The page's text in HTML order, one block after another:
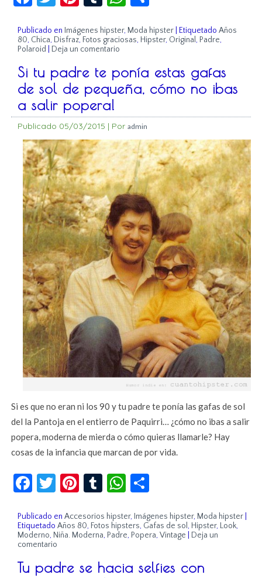
Publicado en Imágenes hipster, Moda hipster Etiquetado Años
80, Chica, Disfraz, Fotos graciosas, Hipster, Original , Padre,
Polaroid
Deja un comentario
Si tu padre te ponía estas gafas
de sol de pequeña, cómo no ibas
a salir popera!
Publicado 05/03/2015 | Por admin
Si es que no eran ni los 90 y tu padre te ponía las gafas de sol
del la Pantoja en el entierro de Paquirri… ¿cómo no ibas a salir
popera, moderna de mierda o cómo quieras llamarle? Hay
cosas de la infancia que marcan de por vida.
Facebook
Twitter
Pinterest
TumblrWhatsApp
Publicado en Accesorios hipster, Imágenes hipster, Moda hipster
Etiquetado Años 80, Fotos hipsters, Gafas de sol, Hipster, Look,
Moderno, Niña. Moderna, Padre, Popera,Vintage
Deja un
comentario
Tu padre se hacia selfies con